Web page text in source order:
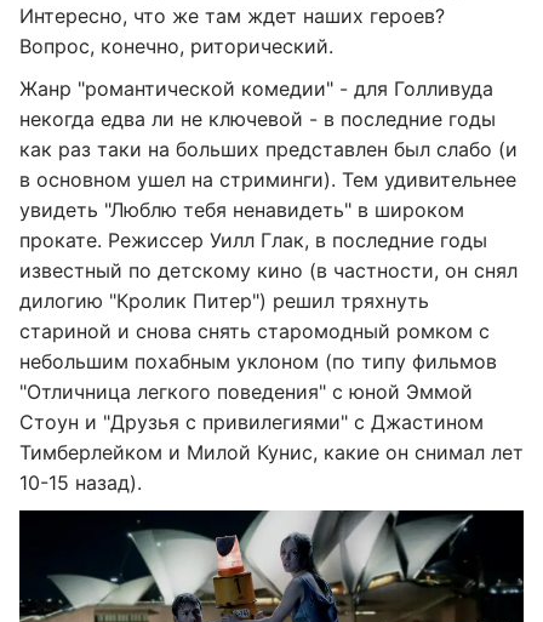
Интересно, что же там ждет наших героев?
Вопрос, конечно, риторический.
Жанр "романтической комедии" - для Голливуда
некогда едва ли не ключевой - в последние годы
как раз таки на больших представлен был слабо (и
в основном ушел на стриминги). Тем удивительнее
увидеть "Люблю тебя ненавидеть" в широком
прокате. Режиссер Уилл Глак, в последние годы
известный по детскому кино (в частности, он снял
дилогию "Кролик Питер") решил тряхнуть
стариной и снова снять старомодный ромком с
небольшим похабным уклоном (по типу фильмов
"Отличница легкого поведения" с юной Эммой
Стоун и "Друзья с привилегиями" с Джастином
Тимберлейком и Милой Кунис, какие он снимал лет
10-15 назад).